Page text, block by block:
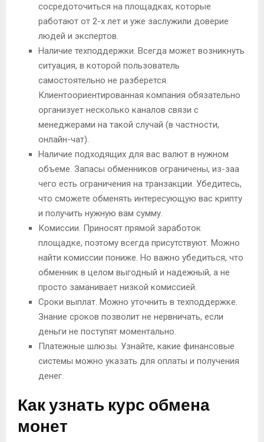
сосредоточиться на площадках, которые
работают от 2-х лет и уже заслужили доверие
людей и экспертов.
Наличие техподдержки. Всегда может возникнуть
ситуация, в которой пользователь
самостоятельно не разберется.
Клиентоориентированная компания обязательно
организует несколько каналов связи с
менеджерами на такой случай (в частности,
онлайн-чат).
Наличие подходящих для вас валют в нужном
объеме. Запасы обменников ограничены, из-заа
чего есть ограничения на транзакции. Убедитесь,
что сможете обменять интересующую вас крипту
и получить нужную вам сумму.
Комиссии. Приносят прямой заработок
площадке, поэтому всегда присутствуют. Можно
найти комиссии пониже. Но важно убедиться, что
обменник в целом выгодный и надежный, а не
просто заманивает низкой комиссией.
Сроки выплат. Можно уточнить в техподдержке.
Знание сроков позволит не нервничать, если
деньги не поступят моментально.
Платежные шлюзы. Узнайте, какие финансовые
системы можно указать для оплаты и получения
денег.
Как узнать курс обмена
монет